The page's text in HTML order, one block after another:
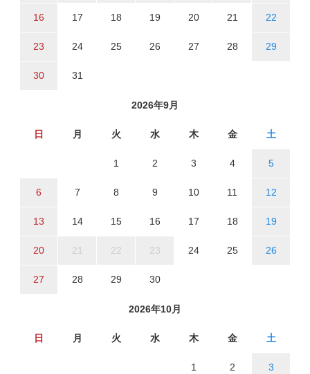
16 17 18 19 20 21 22
23 24 25 26 27 28 29
30 31
2026年9月
日 月 火 水 木 金 土
1 2 3 4 5
6 7 8 9 10 11 12
13 14 15 16 17 18 19
20 21 22 23 24 25 26
27 28 29 30
2026年10月
日 月 火 水 木 金 土
1 2 3